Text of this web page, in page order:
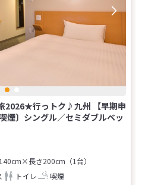
2026★行っトク♪九州 【早期申
煙〕シングル／セミダブルベッ
長さ200cm（1台）
トイレ 喫煙